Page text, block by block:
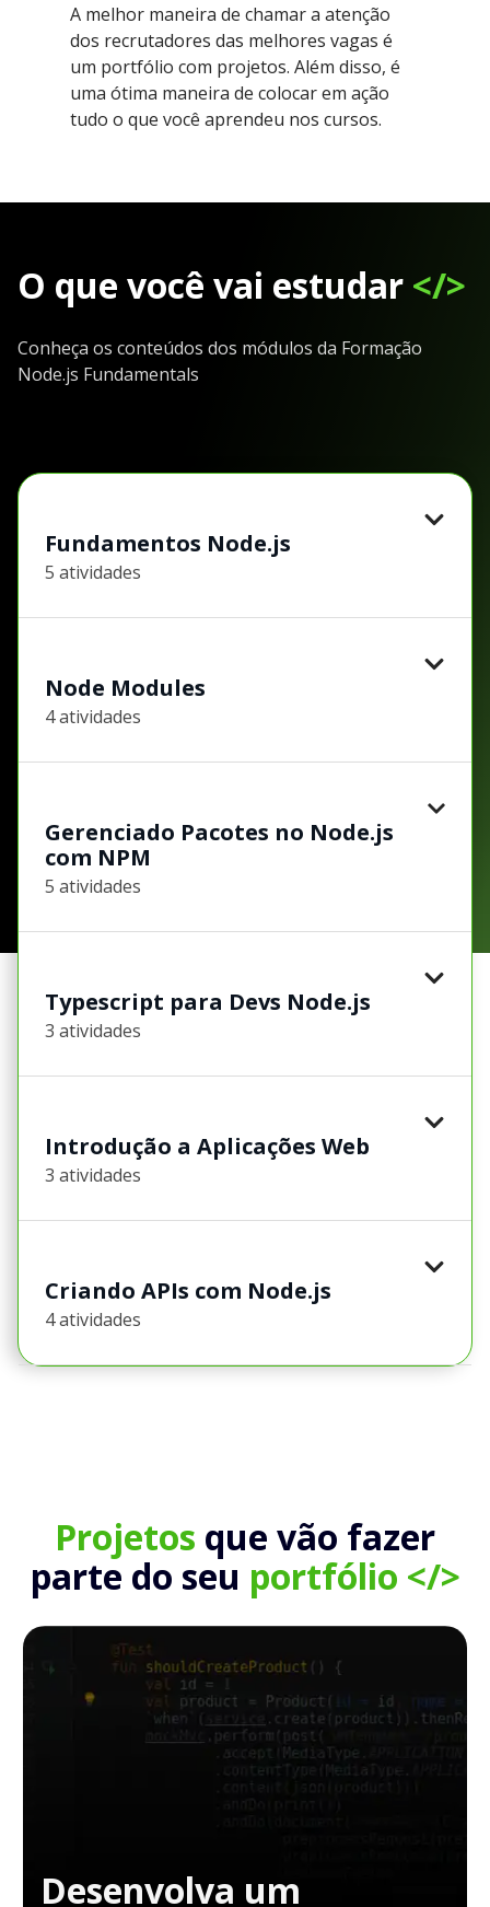
A melhor maneira de chamar a atenção
dos recrutadores das melhores vagas é
um portfólio com projetos. Além disso, é
uma ótima maneira de colocar em ação
tudo o que você aprendeu nos cursos.
O que você vai estudar </>
Conheça os conteúdos dos módulos da Formação
Node.js Fundamentals
Fundamentos Node.js
5 atividades
Node Modules
4 atividades
Gerenciado Pacotes no Node.js
com NPM
5 atividades
Typescript para Devs Node.js
3 atividades
Introdução a Aplicações Web
3 atividades
Criando APIs com Node.js
4 atividades
Projetos que vão fazer
parte do seu portfólio </>
Desenvolva um